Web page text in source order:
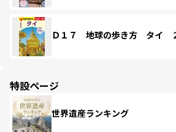
Ｄ１７ 地球の歩き方 タイ
特設ページ
世界遺産ランキング